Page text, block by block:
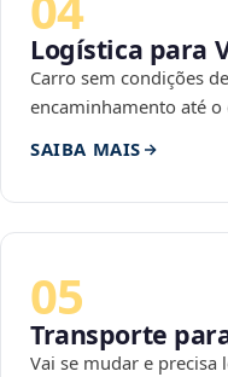
Logística para
Carro sem condições
encaminhamento até o
SAIBA MAIS
05
Transporte
Vai se mudar e precisa